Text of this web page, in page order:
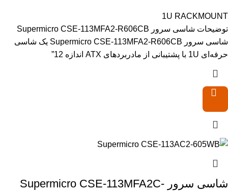
1U RACKMOUNT
توضیحات شاسی سرور Supermicro CSE-113MFA2-R606CB
شاسی سرور Supermicro CSE-113MFA2-R606CB یک شاسی
حرفه‌ای 1U با پشتیبانی از مادربردهای ATX اندازه 12”
شاسی سرور Supermicro CSE-113MFA2C-